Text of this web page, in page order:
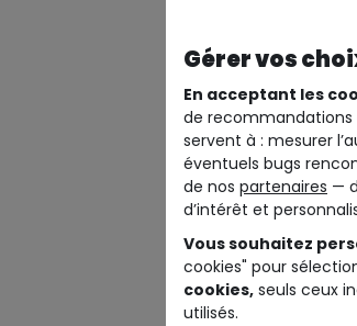
Gérer vos
En acceptant les
de recommandations
servent à : mesurer
éventuels bugs
de nos partenaires —
d’intérêt et
Vous souhaitez
cookies" pour
cookies, seuls ceux
utilisés.